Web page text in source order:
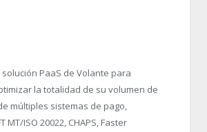
solución PaaS de Volante para
la totalidad de su volumen de
múltiples sistemas de pago,
MT/ISO 20022, CHAPS, Faster